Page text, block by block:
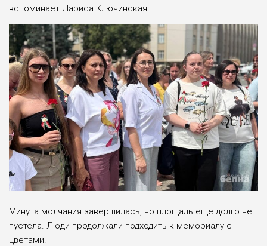
вспоминает Лариса Ключинская.
Минута молчания завершилась, но площадь ещё долго не
пустела. Люди продолжали подходить к мемориалу с
цветами.